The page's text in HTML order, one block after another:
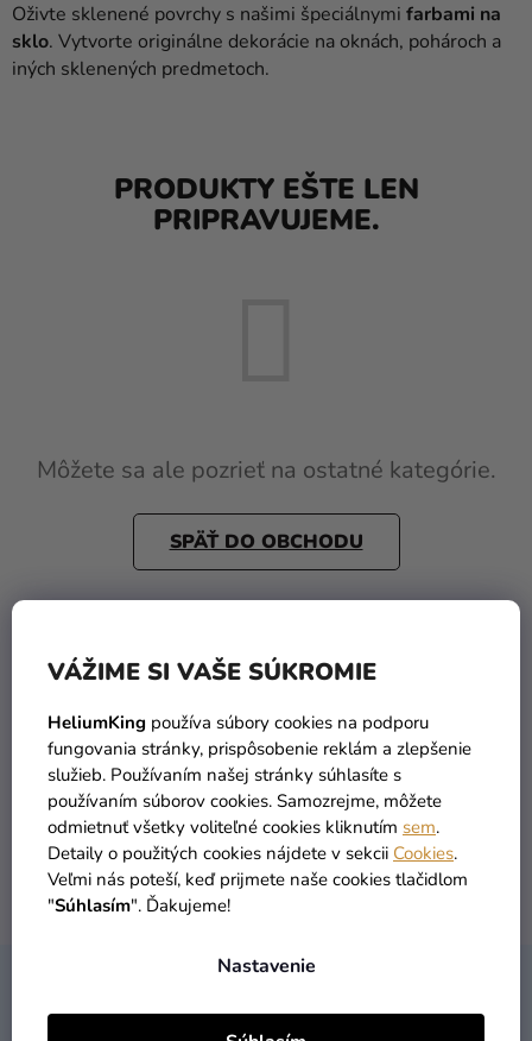
VÁŽIME SI VAŠE SÚKROMIE
HeliumKing používa súbory cookies na podporu
fungovania stránky, prispôsobenie reklám a zlepšenie
služieb. Používaním našej stránky súhlasíte s
používaním súborov cookies. Samozrejme, môžete
odmietnuť všetky voliteľné cookies kliknutím sem.
Detaily o použitých cookies nájdete v sekcii Cookies.
Veľmi nás poteší, keď prijmete naše cookies tlačidlom
"Súhlasím". Ďakujeme!
Nastavenie
Svadba
doplnky
Darčeky
Personalizované
produkty
Témy
Výpredaj
O
nás
Kontakt
Oživte sklenené povrchy s našimi špeciálnymi farbami na
sklo. Vytvorte originálne dekorácie na oknách, pohároch a
iných sklenených predmetoch.
PRODUKTY EŠTE LEN
PRIPRAVUJEME.
Môžete sa ale pozrieť na ostatné kategórie.
SPÄŤ DO OBCHODU
TOVAR SKLADOM
viac ako 30 000 produktov
DOPRAVA ZADARMO
už od 49 Eur
DORUČENIE DO 1 DŇA
KONTAKT